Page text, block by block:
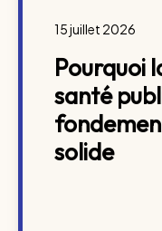
15 juillet 2026
Pourquoi
santé
solide